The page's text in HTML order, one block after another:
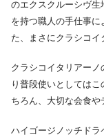
のエクスクルーシヴ
を持つ職人の手仕事
た、まさにクラシコイ
クラシコイタリアーノ
り普段使いとしては
ちろん、大切な会食や
ハイゴージノッチド